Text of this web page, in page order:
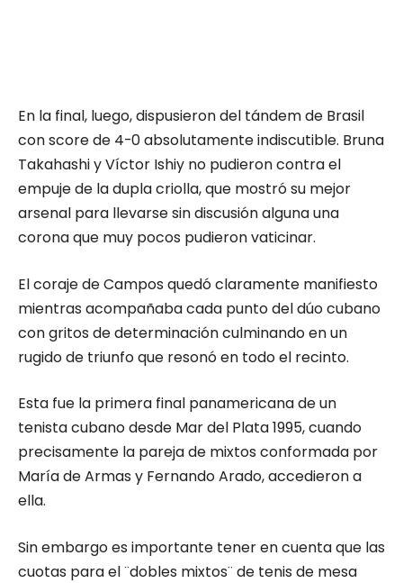
En la final, luego, dispusieron del tándem de Brasil
con score de 4-0 absolutamente indiscutible. Bruna
Takahashi y Víctor Ishiy no pudieron contra el
empuje de la dupla criolla, que mostró su mejor
arsenal para llevarse sin discusión alguna una
corona que muy pocos pudieron vaticinar.
El coraje de Campos quedó claramente manifiesto
mientras acompañaba cada punto del dúo cubano
con gritos de determinación culminando en un
rugido de triunfo que resonó en todo el recinto.
Esta fue la primera final panamericana de un
tenista cubano desde Mar del Plata 1995, cuando
precisamente la pareja de mixtos conformada por
María de Armas y Fernando Arado, accedieron a
ella.
Sin embargo es importante tener en cuenta que las
cuotas para el ¨dobles mixtos¨ de tenis de mesa